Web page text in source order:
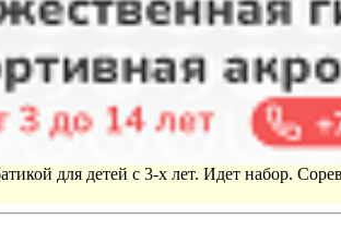
для детей с 3-х лет. Идет набор.